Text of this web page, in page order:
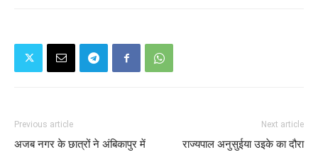
Previous article
अजब नगर के छात्रों ने अंबिकापुर में
Next article
राज्यपाल अनुसुईया उइके का दौरा